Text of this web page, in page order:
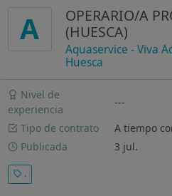
A
OPERARIO/A
(HUESCA)
Aquaservice - Viva
Huesca
Nivel de
experiencia
---
Tipo de contrato
A tiempo
Publicada
3 jul.
.